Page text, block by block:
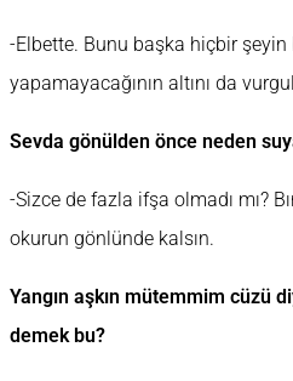
-Elbette. Bunu başka hiçbir
yapamayacağının altını da
Sevda gönülden önce neden
-Sizce de fazla ifşa olmadı mı?
okurun gönlünde kalsın.
Yangın aşkın mütemmim cüzü
demek bu?